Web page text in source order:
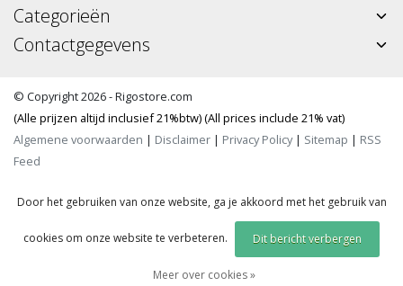
Categorieën
Contactgegevens
© Copyright 2026 - Rigostore.com
(Alle prijzen altijd inclusief 21%btw) (All prices include 21% vat)
Algemene voorwaarden | Disclaimer | Privacy Policy| Sitemap | RSS
Feed
Door het gebruiken van onze website, ga je akkoord met het gebruik van
cookies om onze website te verbeteren. Dit bericht verbergen
Meer over cookies »